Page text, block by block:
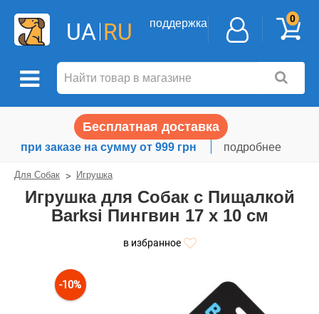
UA RU поддержка 0
Бесплатная доставка
при заказе на сумму от 999 грн подробнее
Для Собак Игрушка
Игрушка для Собак с Пищалкой
Barksi Пингвин 17 х 10 см
в избранное
-10%